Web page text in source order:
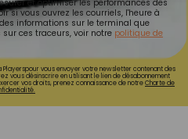
et optimiser les performances des
si vous ouvrez les courriels, l'heure à
informations sur le terminal que
ces traceurs, voir notre politique de
vous envoyer votre newsletter contenant des
vous désinscrire en utilisant le lien de désabonnement
vos droits, prenez connaissance de notreCharte de